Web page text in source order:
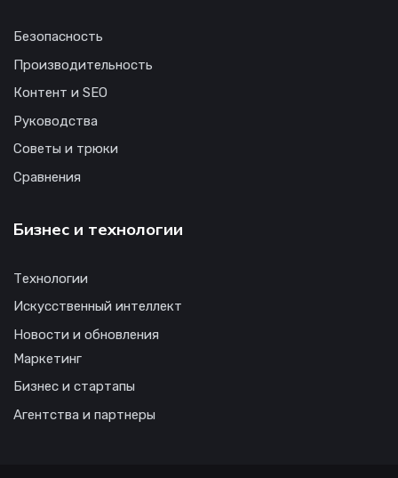
Безопасность
Производительность
Контент и SEO
Руководства
Советы и трюки
Сравнения
Бизнес и технологии
Технологии
Искусственный интеллект
Новости и обновления
Маркетинг
Бизнес и стартапы
Агентства и партнеры